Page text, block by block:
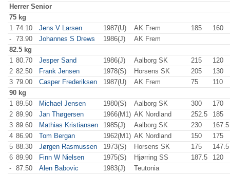
Herrer Senior
75 kg
1 74.10 Jens V Larsen 1987(U) AK Frem 185 160
- 73.90 Johannes S Drews 1986(J)
AK Frem
82.5 kg
1 80.70 Jesper Sand 1986(J) Aalborg SK 215 120
2 82.50 Frank Jensen 1978(S) Horsens SK 205 130
3 79.00 Casper Frederiksen 1987(U) AK Frem 75 110
90 kg
1 89.50 Michael Jensen 1980(S) Aalborg SK 300 170
2 89.90 Jan Thøgersen 1966(M1) AK Nordland 252.5 185
3 89.60 Mathias Kristiansen 1985(J) Aalborg SK 230
167.5
4 86.90 Tom Bergan 1962(M1) AK Nordland 150 175
5 88.30 Jørgen Rasmussen 1973(S) Horsens SK 175
147.5
6 89.90 Finn W Nielsen 1975(S) Hjørring SS 187.5 120
- 87.50 Alen Babovic 1983(J)
Teutonia